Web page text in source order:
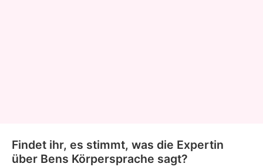
Findet ihr, es stimmt, was die Expertin
über Bens Körpersprache sagt?